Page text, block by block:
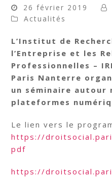
26 février 2019
Actualités
L’Institut de
l’Entreprise et les
Professionnelles –
Paris Nanterre
un séminaire autour
plateformes
Le lien vers le
https://
pdf
https://